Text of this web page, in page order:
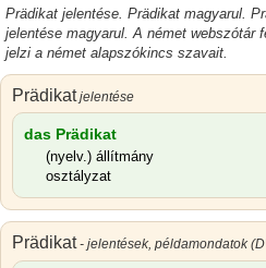
Prädikat jelentése. Prädikat magyarul.
jelentése magyarul. A német webszótár
jelzi a német alapszókincs szavait.
Prädikatjelentése
das Prädikat
(nyelv.) állítmány
osztályzat
Prädikat- jelentések, példamondatok